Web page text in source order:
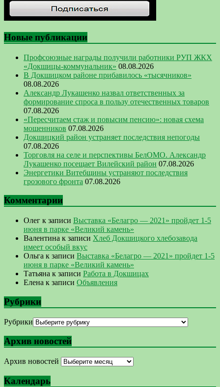
Новые публикации
Профсоюзные награды получили работники РУП ЖКХ
«Докшицы-коммунальник» 08.08.2026
В Докшицком районе прибавилось «тысячников»
08.08.2026
Александр Лукашенко назвал ответственных за
формирование спроса в пользу отечественных товаров
07.08.2026
«Пересчитаем стаж и повысим пенсию»: новая схема
мошенников 07.08.2026
Докшицкий район устраняет последствия непогоды
07.08.2026
Торговля на селе и перспективы БелОМО. Александр
Лукашенко посещает Вилейский район 07.08.2026
Энергетики Витебщины устраняют последствия
грозового фронта 07.08.2026
Комментарии
Олег к записи Выставка «Белагро — 2021» пройдет 1-5
июня в парке «Великий камень»
Валентина к записи Хлеб Докшицкого хлебозавода
имеет особый вкус
Ольга к записи Выставка «Белагро — 2021» пройдет 1-5
июня в парке «Великий камень»
Татьяна к записи Работа в Докшицах
Елена к записи Объявления
Рубрики
Рубрики
Архив новостей
Архив новостей
Календарь